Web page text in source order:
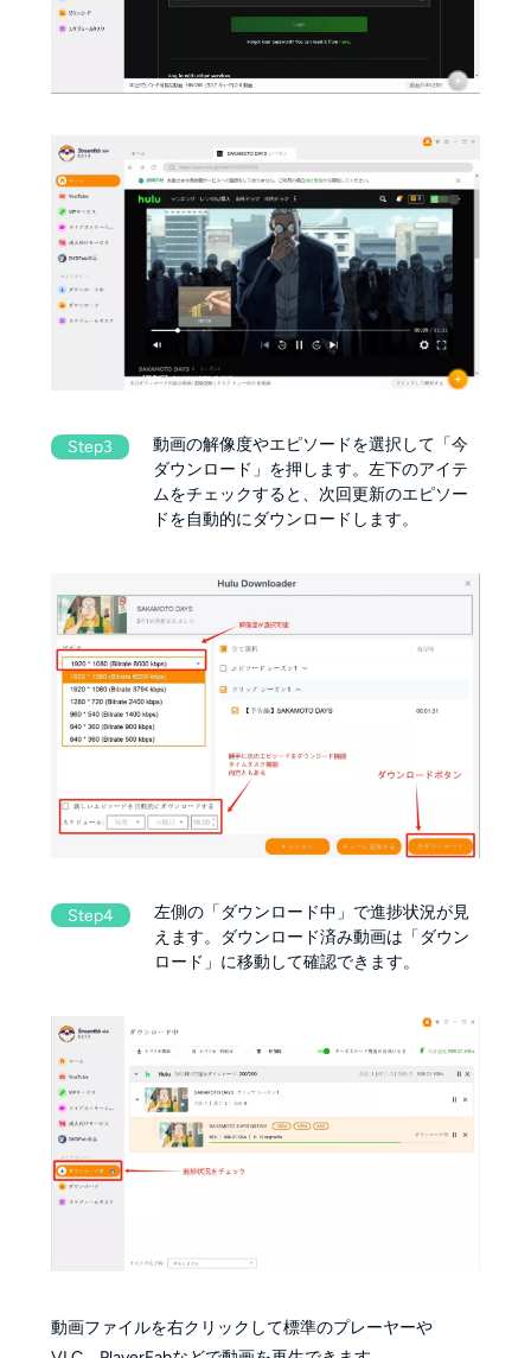
Step3
動画の解像度やエピソードを選択して「今
ダウンロード」を押します。左下のアイテ
ムをチェックすると、次回更新のエピソー
ドを自動的にダウンロードします。
Step4
左側の「ダウンロード中」で進捗状況が見
えます。ダウンロード済み動画は「ダウン
ロード」に移動して確認できます。
動画ファイルを右クリックして標準のプレーヤーや